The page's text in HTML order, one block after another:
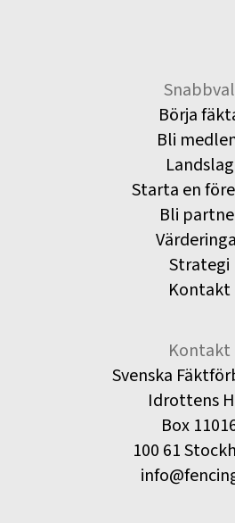
Snabbval
Börja
Bli
Landslag
Starta en
Bli
Strategi
Kontakt
Kontakt
Svenska
Idrottens
Box
100 61